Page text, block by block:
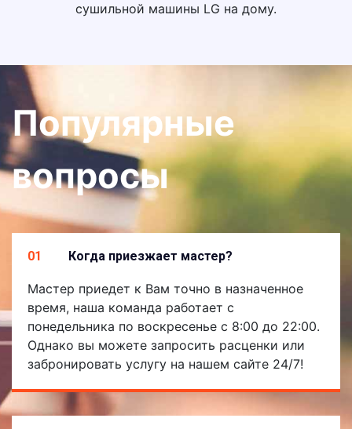
сушильной машины LG на дому.
Популярные
вопросы
01 Когда приезжает мастер?
Мастер приедет к Вам точно в назначенное
время, наша команда работает с
понедельника по воскресенье с 8:00 до 22:00.
Однако вы можете запросить расценки или
забронировать услугу на нашем сайте 24/7!